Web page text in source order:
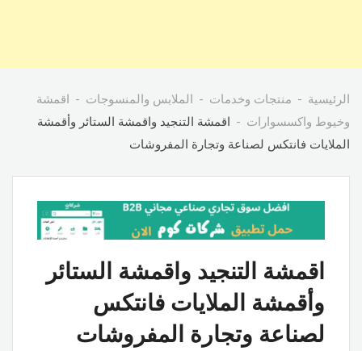
الرئيسية منتجات وخدمات الملابس والمنسوجات
اقمشة
وخيوط واكسسوارات
اقمشة التنجيد واقمشة الستائر وأقمشة
الملايات فانتكس لصناعة وتجارة المفروشات
اقمشة التنجيد واقمشة الستائر
وأقمشة الملايات فانتكس
لصناعة وتجارة المفروشات